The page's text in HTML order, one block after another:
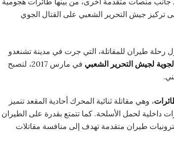
جيش التحرير الشعبي على القتال الجوي
رحلة طيران للمقاتلة، التي جرت في مدينة تشنغدو
لجيش التحرير الشعبي
في مارس 2017، لتصبح
، وهي مقاتلة ثنائية المحرك أحادية المقعد تتميز
داخلية لحمل الأسلحة. كما تتمتع بقدرة على الطيران
طيران متقدمة تهدف إلى منافسة مقاتلات